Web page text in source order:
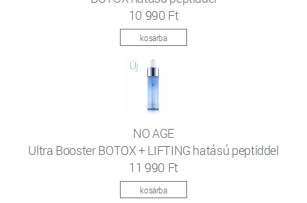
10 990 Ft
kosárba
NO AGE
Ultra Booster BOTOX + LIFTING hatású peptiddel
11 990 Ft
kosárba